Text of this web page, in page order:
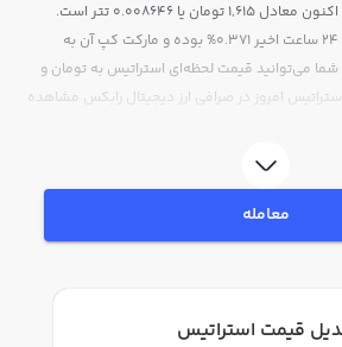
قیمت لحظه‌ای استراتیس هم اکنون معادل 1,615 تومان یا 0.008646 تتر است.
تغییرات قیمت استراتیس طی 24 ساعت اخیر 0.371% بوده و مارکت کپ آن به
است. شما می‌توانید قیمت لحظه‌ای استراتیس به تومان و
استراتیس امروز در صرافی ارز دیجیتال رابکس مشاهده
معامله
قیمت استراتیس